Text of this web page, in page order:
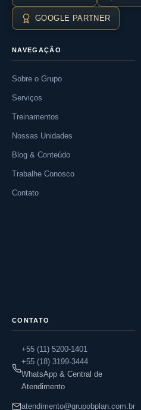
GOOGLE PARTNER
NAVEGAÇÃO
Sobre o Grupo
Serviços
Treinamentos
Nossas Unidades
Blog & Conteúdo
Trabalhe Conosco
Contato
CONTATO
+55 (11) 5200-1401
+55 (18) 3199-3444
WhatsApp & Central de
Atendimento
atendimento@grupobplan.com.br